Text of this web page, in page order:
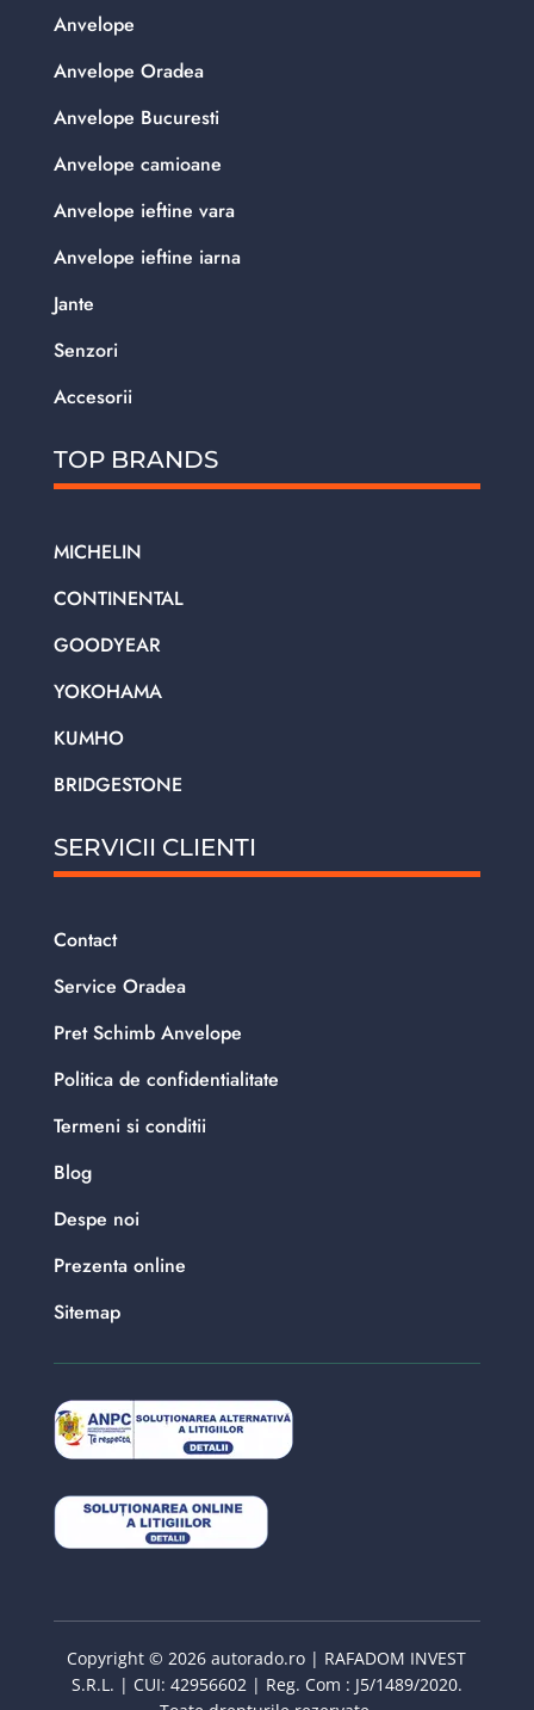
Anvelope
Anvelope Oradea
Anvelope Bucuresti
Anvelope camioane
Anvelope ieftine vara
Anvelope ieftine iarna
Jante
Senzori
Accesorii
TOP BRANDS
MICHELIN
CONTINENTAL
GOODYEAR
YOKOHAMA
KUMHO
BRIDGESTONE
SERVICII CLIENTI
Contact
Service Oradea
Pret Schimb Anvelope
Politica de confidentialitate
Termeni si conditii
Blog
Despe noi
Prezenta online
Sitemap
Copyright © 2026 autorado.ro | RAFADOM INVEST
S.R.L. | CUI: 42956602 | Reg. Com : J5/1489/2020.